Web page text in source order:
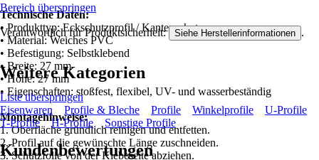
Technische Daten:
• Produkttyp: Eckschutzprofil / Kantenschutz
• Material: Weiches PVC
• Befestigung: Selbstklebend
• Breite: 27 mm
• Höhe: 27 mm
• Eigenschaften: stoßfest, flexibel, UV- und wasserbeständig
Montagehinweise:
1. Oberfläche gründlich reinigen und entfetten.
2. Profil auf die gewünschte Länge zuschneiden.
3. Schutzfolie von der Klebeseite abziehen.
Bereich überspringen
Verantwortlich für Produktsicherheit: Siehe Herstellerinformationen .
Weitere Kategorien
Liste überspringen
Eisenwaren
Profile & Bleche Profile Winkelprofile
U-Profile
T-Profile
H-Profile Sonstige Profile
Kundenbewertungen